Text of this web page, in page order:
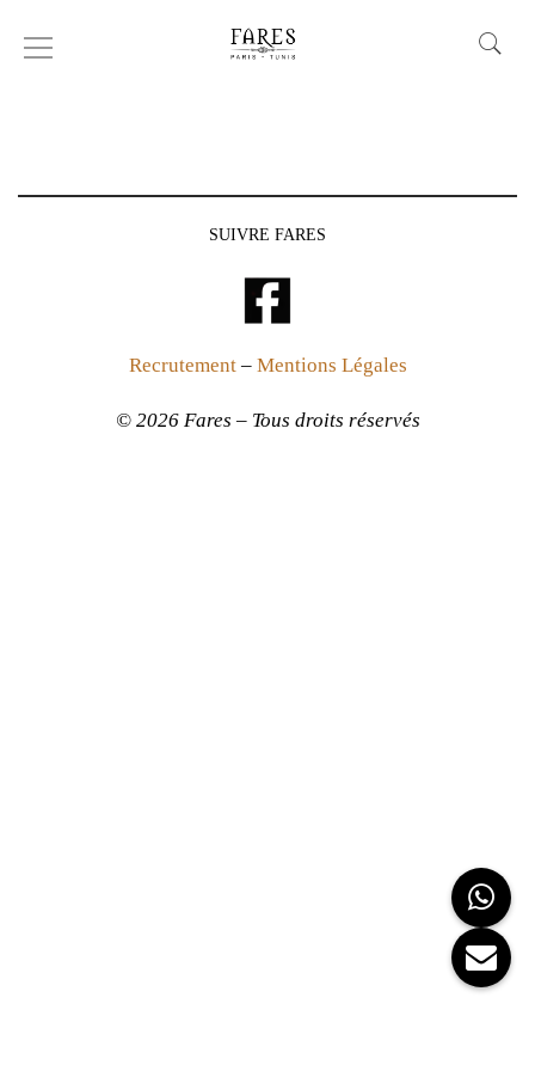
Derbies
SUIVRE FARES
Recrutement– Mentions Légales
© 2026 Fares – Tous droits réservés